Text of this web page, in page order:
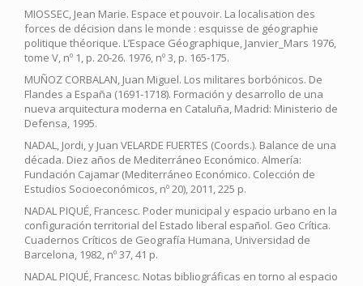
MIOSSEC, Jean Marie. Espace et pouvoir. La localisation des
forces de décision dans le monde : esquisse de géographie
politique théorique. L’Espace Géographique, Janvier_Mars 1976,
tome V, nº 1, p. 20-26. 1976, nº 3, p. 165-175.
MUÑOZ CORBALAN, Juan Miguel. Los militares borbónicos. De
Flandes a España (1691-1718). Formación y desarrollo de una
nueva arquitectura moderna en Cataluña, Madrid: Ministerio de
Defensa, 1995.
NADAL, Jordi, y Juan VELARDE FUERTES (Coords.). Balance de una
década. Diez años de Mediterráneo Económico. Almería:
Fundación Cajamar (Mediterráneo Económico. Colección de
Estudios Socioeconómicos, nº 20), 2011, 225 p.
NADAL PIQUÉ, Francesc. Poder municipal y espacio urbano en la
configuración territorial del Estado liberal español. Geo Crítica.
Cuadernos Críticos de Geografía Humana, Universidad de
Barcelona, 1982, nº 37, 41 p.
NADAL PIQUÉ, Francesc. Notas bibliográficas en torno al espacio